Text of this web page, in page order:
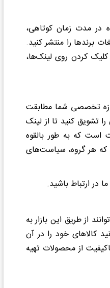
در مدت زمان کوتاهی،
برندها را منتشر کنید.
کردن روی لینک‌ها،
تخصصی شما مطابقت
تشویق کنید تا از لینک
است که به طور بالقوه
که هر گروه، سیاست‌های
در ارتباط باشید.
از طریق این بازار به
کالاهای خود را در آن
از محصولات تهیه